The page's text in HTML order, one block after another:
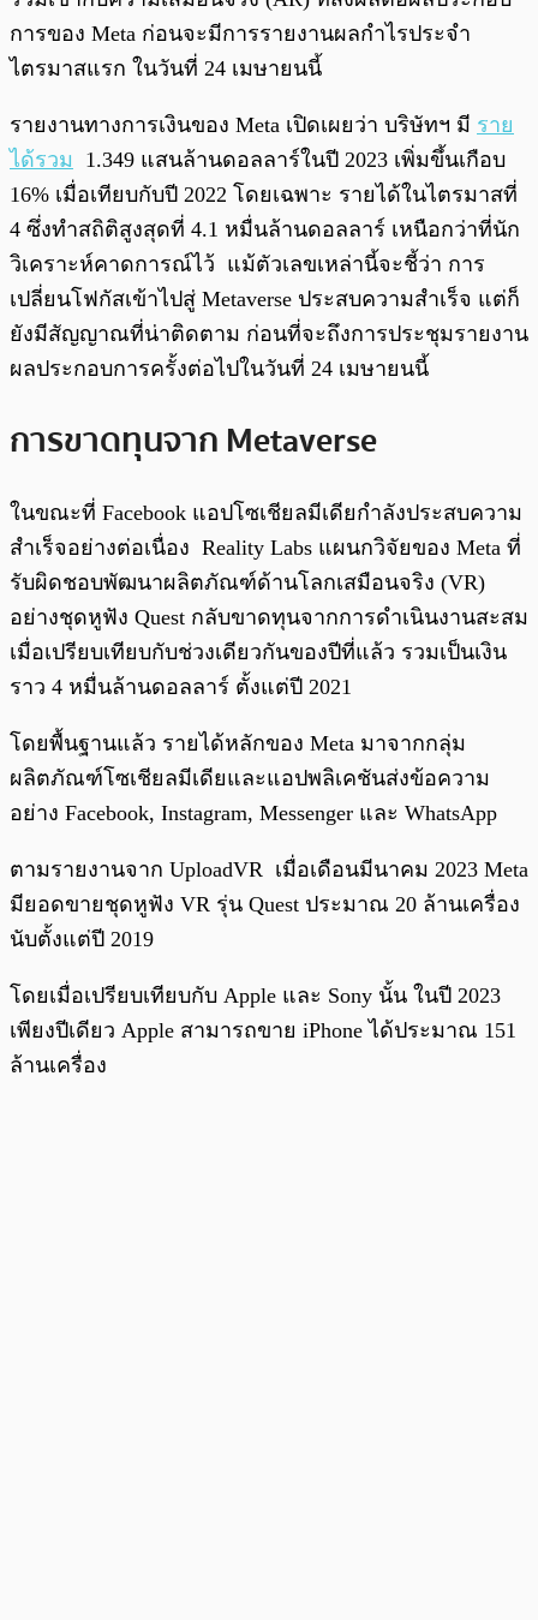
การของ Meta ก่อนจะมีการรายงานผลกำไรประจำ
ไตรมาสแรก ในวันที่ 24 เมษายนนี้
รายงานทางการเงินของ Meta เปิดเผยว่า บริษัทฯ มี ราย
ได้รวม 1.349 แสนล้านดอลลาร์ในปี 2023 เพิ่มขึ้นเกือบ
16% เมื่อเทียบกับปี 2022 โดยเฉพาะ รายได้ในไตรมาสที่
4 ซึ่งทำสถิติสูงสุดที่ 4.1 หมื่นล้านดอลลาร์ เหนือกว่าที่นัก
วิเคราะห์คาดการณ์ไว้ แม้ตัวเลขเหล่านี้จะชี้ว่า การ
เปลี่ยนโฟกัสเข้าไปสู่ Metaverse ประสบความสำเร็จ แต่ก็
ยังมีสัญญาณที่น่าติดตาม ก่อนที่จะถึงการประชุมรายงาน
ผลประกอบการครั้งต่อไปในวันที่ 24 เมษายนนี้
การขาดทุนจาก Metaverse
ในขณะที่ Facebook แอปโซเชียลมีเดียกำลังประสบความ
สำเร็จอย่างต่อเนื่อง Reality Labs แผนกวิจัยของ Meta ที่
รับผิดชอบพัฒนาผลิตภัณฑ์ด้านโลกเสมือนจริง (VR)
อย่างชุดหูฟัง Quest กลับขาดทุนจากการดำเนินงานสะสม
เมื่อเปรียบเทียบกับช่วงเดียวกันของปีที่แล้ว รวมเป็นเงิน
ราว 4 หมื่นล้านดอลลาร์ ตั้งแต่ปี 2021
โดยพื้นฐานแล้ว รายได้หลักของ Meta มาจากกลุ่ม
ผลิตภัณฑ์โซเชียลมีเดียและแอปพลิเคชันส่งข้อความ
อย่าง Facebook, Instagram, Messenger และ WhatsApp
ตามรายงานจาก UploadVR เมื่อเดือนมีนาคม 2023 Meta
มียอดขายชุดหูฟัง VR รุ่น Quest ประมาณ 20 ล้านเครื่อง
นับตั้งแต่ปี 2019
โดยเมื่อเปรียบเทียบกับ Apple และ Sony นั้น ในปี 2023
เพียงปีเดียว Apple สามารถขาย iPhone ได้ประมาณ 151
ล้านเครื่อง